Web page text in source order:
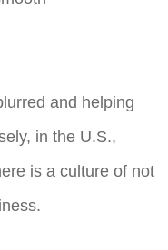
and helping
in the U.S.,
is a culture of not